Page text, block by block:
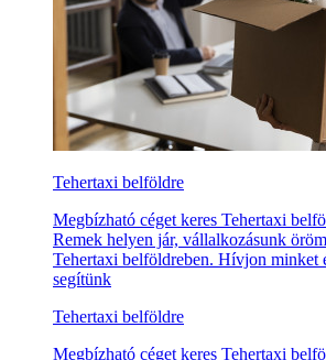
Tehertaxi belföldre
Megbízható céget keres Tehertaxi
Remek helyen jár, vállalkozásunk
Tehertaxi belföldreben. Hívjon minket
segítünk
Tehertaxi belföldre
Megbízható céget keres Tehertaxi